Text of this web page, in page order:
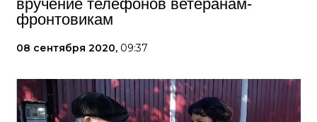
вручение телефонов ветеранам-
фронтовикам
08 сентября 2020, 09:37